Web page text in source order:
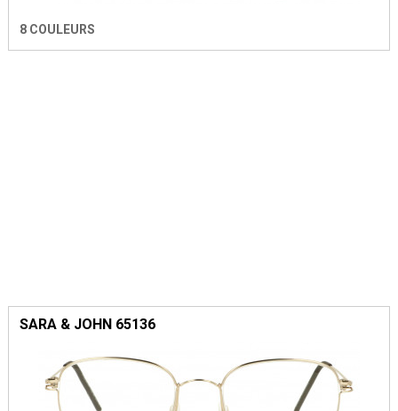
8 COULEURS
SARA & JOHN 65136